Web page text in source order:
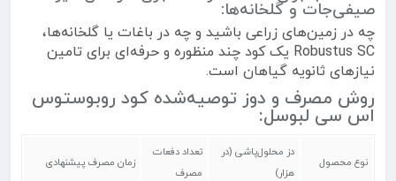
صیفی‌جات و گلخانه‌ها:
چه در زمین‌های زراعی باشید و چه در باغات یا گلخانه‌ها،
Robustus SC یک کود چند منظوره و حرفه‌ای برای تامین
نیازهای ثانویه گیاهان است.
روش مصرف و دوز توصیه‌شده کود روبوستوس
اس سی لبوسل:
نوع محصول
دز محلول‌پاشی (در
هزار)
تعداد دفعات
مصرف
زمان مصرف پیشنهادی